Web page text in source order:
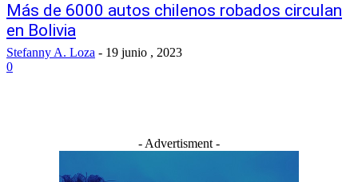
Más de 6000 autos chilenos robados circulan
en Bolivia
Stefanny A. Loza - 19 junio , 2023
0
- Advertisment -